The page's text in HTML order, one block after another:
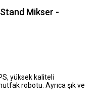
Mikser -
yüksek kaliteli
robotu. Ayrıca şık ve